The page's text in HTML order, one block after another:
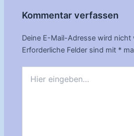
Kommentar verfassen
Deine E-Mail-Adresse wird
Erforderliche Felder sind mit *
eingeben…